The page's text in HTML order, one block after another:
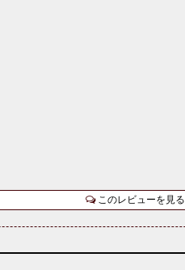
このレビューを見る